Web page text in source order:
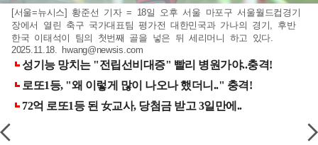
[서울=뉴시스] 황준선 기자 = 18일 오후 서울 마포구 서울월드컵경기
장에서 열린 축구 국가대표팀 평가전 대한민국과 가나의 경기, 후반
한국 이태석이 팀의 첫번째 골을 넣은 뒤 세리머니 하고 있다.
2025.11.18. hwang@newsis.com